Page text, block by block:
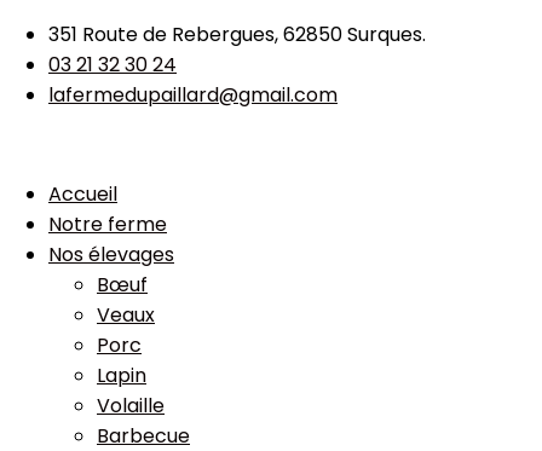
351 Route de Rebergues, 62850 Surques.
03 21 32 30 24
lafermedupaillard@gmail.com
Accueil
Notre ferme
Nos élevages
Bœuf
Veaux
Porc
Lapin
Volaille
Barbecue